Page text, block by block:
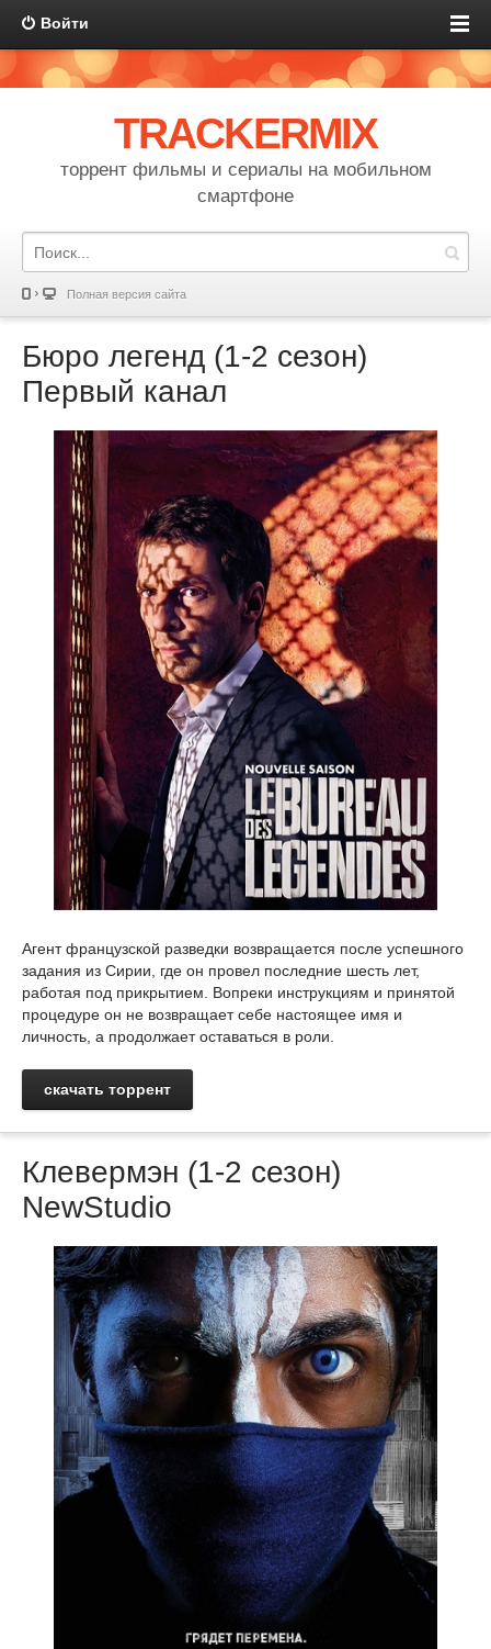
Войти
TRACKERMIX
торрент фильмы и сериалы на мобильном
смартфоне
Полная версия сайта
Бюро легенд (1-2 сезон)
Первый канал
Агент французской разведки возвращается после успешного
задания из Сирии, где он провел последние шесть лет,
работая под прикрытием. Вопреки инструкциям и принятой
процедуре он не возвращает себе настоящее имя и
личность, а продолжает оставаться в роли.
скачать торрент
Клевермэн (1-2 сезон)
NewStudio